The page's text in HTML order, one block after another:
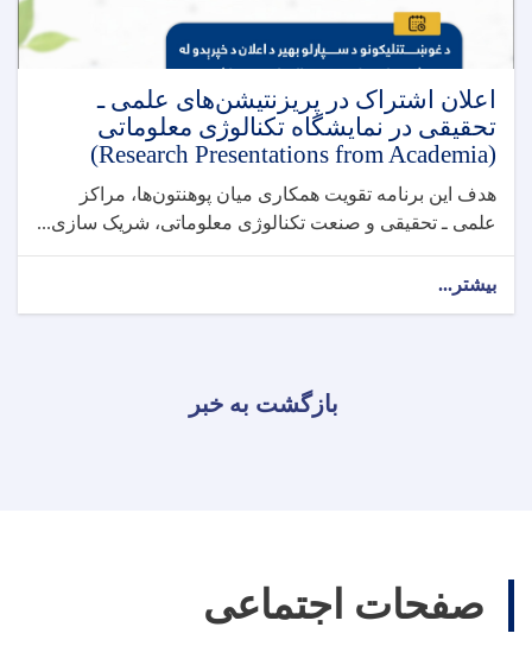
اعلان اشتراک در پریزنتیشن‌های علمی ـ
تحقیقی در نمایشگاه تکنالوژی معلوماتی
(Research Presentations from Academia)
هدف این برنامه تقویت همکاری میان پوهنتون‌ها، مراکز
علمی ـ تحقیقی و صنعت تکنالوژی معلوماتی، شریک ‌سازی...
بیشتر...
بازگشت به خبر
صفحات اجتماعی